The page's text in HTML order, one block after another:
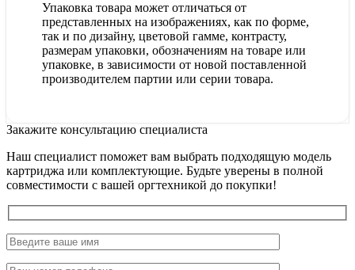
Упаковка товара может отличаться от
представленных на изображениях, как по форме,
так и по дизайну, цветовой гамме, контрасту,
размерам упаковки, обозначениям на товаре или
упаковке, в зависимости от новой поставленной
производителем партии или серии товара.
Закажите консультацию специалиста
Наш специалист поможет вам выбрать подходящую модель
картриджа или комплектующие. Будьте уверены в полной
совместимости с вашей оргтехникой до покупки!